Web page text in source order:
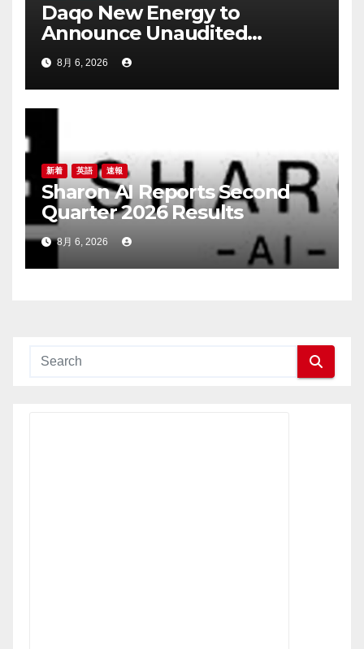
Daqo New Energy to
Announce Unaudited
Financial Results for the
Second Quarter of 2026 on
August 20, 2026
8月 6, 2026
新着 英語 速報
Sharon AI Reports Second
Quarter 2026 Results
8月 6, 2026